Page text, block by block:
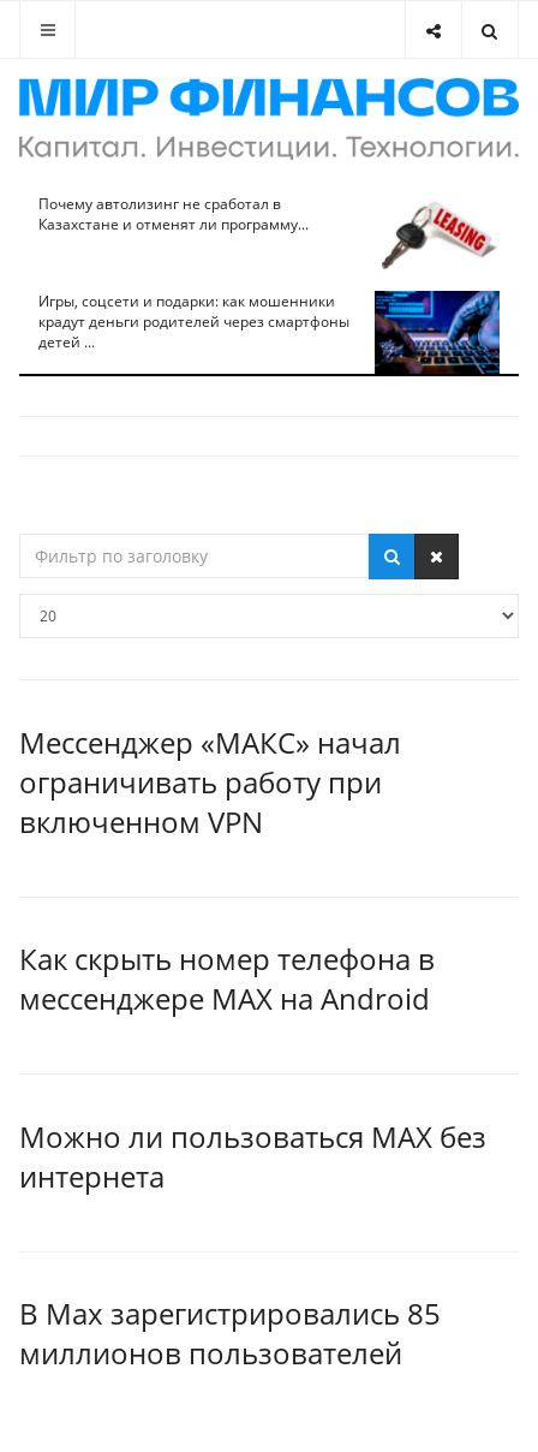
Почему автолизинг не сработал в
Казахстане и отменят ли программу...
Игры, соцсети и подарки: как мошенники
крадут деньги родителей через смартфоны
детей ...
по
Мессенджер «МАКС» начал
ограничивать работу при
включенном VPN
Как скрыть номер телефона в
мессенджере MAX на Android
Можно ли пользоваться MAX без
интернета
В Max зарегистрировались 85
миллионов пользователей